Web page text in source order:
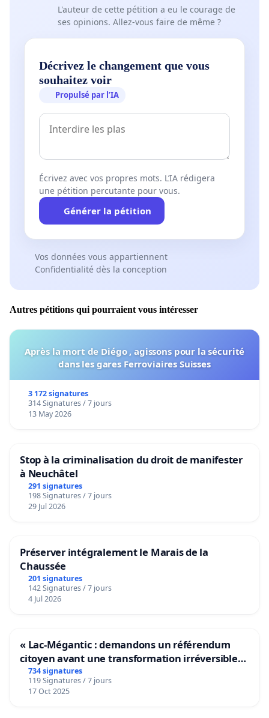
L'auteur de cette pétition a eu le courage de
ses opinions. Allez-vous faire de même ?
Décrivez le changement que vous
souhaitez voir
Propulsé par l’IA
Écrivez avec vos propres mots. L’IA rédigera
une pétition percutante pour vous.
Générer la pétition
Vos données vous appartiennent
Confidentialité dès la conception
Autres pétitions qui pourraient vous intéresser
Après la mort de Diégo , agissons pour la sécurité
dans les gares Ferroviaires Suisses
3 172 signatures
314 Signatures / 7 jours
13 May 2026
Stop à la criminalisation du droit de manifester
à Neuchâtel
291 signatures
198 Signatures / 7 jours
29 Jul 2026
Préserver intégralement le Marais de la
Chaussée
201 signatures
142 Signatures / 7 jours
4 Jul 2026
« Lac-Mégantic : demandons un référendum
citoyen avant une transformation irréversible
de notre territoire »
734 signatures
119 Signatures / 7 jours
17 Oct 2025